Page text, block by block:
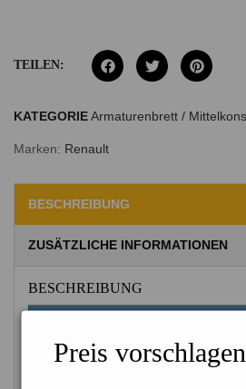
Preis vorschlagen
TEILEN:
KATEGORIEArmaturenbrett /
Marken: Renault
BESCHREIBUNG
ZUSÄTZLICHE INFORMATIONEN
BESCHREIBUNG
Ersatzteilbezeichnung SCHALTER